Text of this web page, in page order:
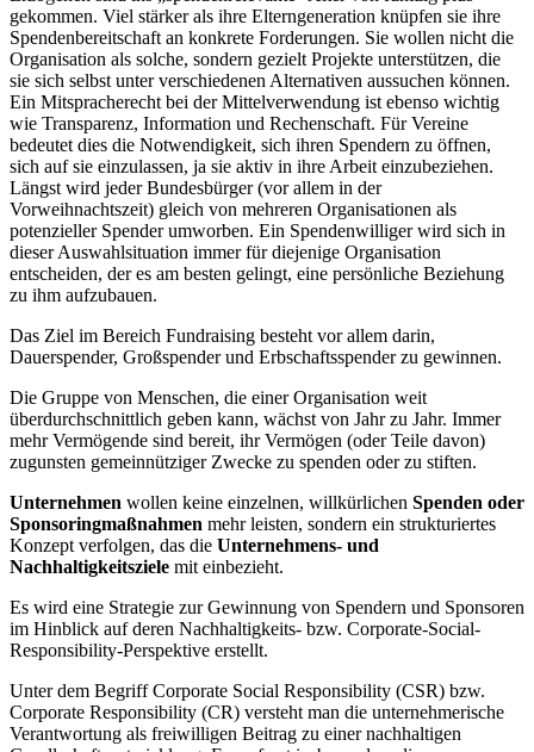
gekommen. Viel stärker als ihre Elterngeneration knüpfen sie ihre
Spendenbereitschaft an konkrete Forderungen. Sie wollen nicht die
Organisation als solche, sondern gezielt Projekte unterstützen, die
sie sich selbst unter verschiedenen Alternativen aussuchen können.
Ein Mitspracherecht bei der Mittelverwendung ist ebenso wichtig
wie Transparenz, Information und Rechenschaft. Für Vereine
bedeutet dies die Notwendigkeit, sich ihren Spendern zu öffnen,
sich auf sie einzulassen, ja sie aktiv in ihre Arbeit einzubeziehen.
Längst wird jeder Bundesbürger (vor allem in der
Vorweihnachtszeit) gleich von mehreren Organisationen als
potenzieller Spender umworben. Ein Spendenwilliger wird sich in
dieser Auswahlsituation immer für diejenige Organisation
entscheiden, der es am besten gelingt, eine persönliche Beziehung
zu ihm aufzubauen.
Das Ziel im Bereich Fundraising besteht vor allem darin,
Dauerspender, Großspender und Erbschaftsspender zu gewinnen.
Die Gruppe von Menschen, die einer Organisation weit
überdurchschnittlich geben kann, wächst von Jahr zu Jahr. Immer
mehr Vermögende sind bereit, ihr Vermögen (oder Teile davon)
zugunsten gemeinnütziger Zwecke zu spenden oder zu stiften.
Unternehmen wollen keine einzelnen, willkürlichen Spenden oder
Sponsoringmaßnahmen mehr leisten, sondern ein strukturiertes
Konzept verfolgen, das die Unternehmens- und
Nachhaltigkeitsziele mit einbezieht.
Es wird eine Strategie zur Gewinnung von Spendern und Sponsoren
im Hinblick auf deren Nachhaltigkeits- bzw. Corporate-Social-
Responsibility-Perspektive erstellt.
Unter dem Begriff Corporate Social Responsibility (CSR) bzw.
Corporate Responsibility (CR) versteht man die unternehmerische
Verantwortung als freiwilligen Beitrag zu einer nachhaltigen